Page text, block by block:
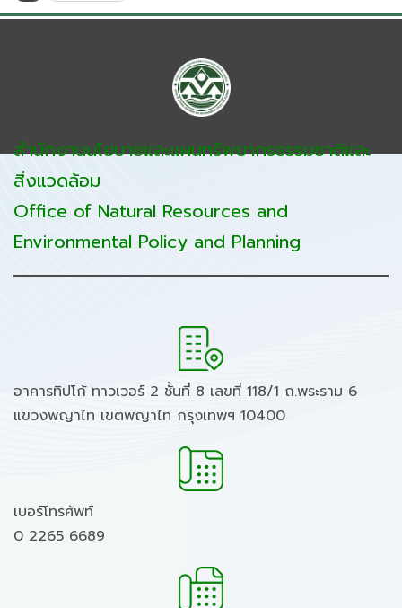
สำนักงานนโยบายและแผนทรัพยากรธรรมชาติและ
สิ่งแวดล้อม
Office of Natural Resources and
Environmental Policy and Planning
อาคารทิปโก้ ทาวเวอร์ 2 ชั้นที่ 8 เลขที่ 118/1 ถ.พระราม 6
แขวงพญาไท เขตพญาไท กรุงเทพฯ 10400
เบอร์โทรศัพท์
0 2265 6689